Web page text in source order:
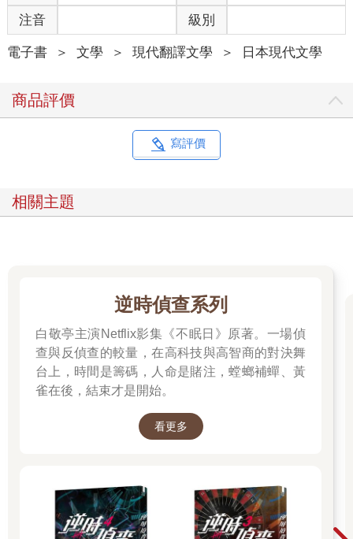
注音 級別
電子書 ＞ 文學 ＞ 現代翻譯文學 ＞ 日本現代文學
商品評價
寫評價
相關主題
逆時偵查系列
白敬亭主演Netflix影集《不眠日》原著。一場偵
查與反偵查的較量，在高科技與高智商的對決舞
台上，時間是籌碼，人命是賭注，螳螂補蟬、黃
雀在後，結束才是開始。
看更多